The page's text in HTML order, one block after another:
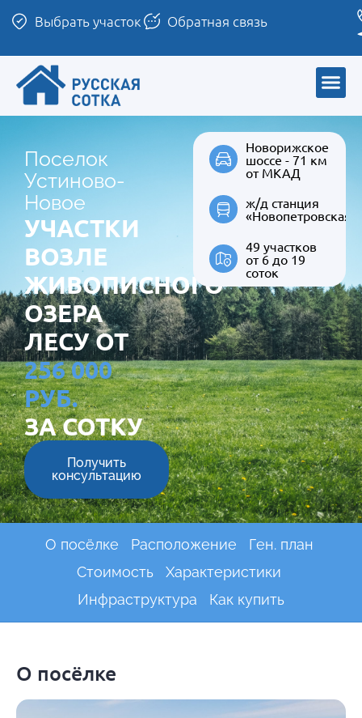
Выбрать участок Обратная связь
Поселок
Устиново-
Новое
УЧАСТКИ
ВОЗЛЕ
ЖИВОПИСНОГО
ОЗЕРА
ЛЕСУ ОТ
256 000
РУБ.
ЗА СОТКУ
Получить
консультацию
Новорижское
шоссе - 71 км
от МКАД
ж/д станция
«Новопетровская»
49 участков
от 6 до 19
соток
О посёлке Расположение
Ген. план
Стоимость
Характеристики
Инфраструктура
Как купить
О посёлке